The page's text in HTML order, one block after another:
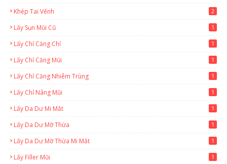
Khép Tai Vểnh 2
Lấy Sụn Mũi Cũ 1
Lấy Chỉ Căng Chỉ 1
Lấy Chỉ Căng Mũi 1
Lấy Chỉ Căng Nhiễm Trùng 1
Lấy Chỉ Nâng Mũi 1
Lấy Da Dư Mi Mắt 1
Lấy Da Dư Mỡ Thừa 1
Lấy Da Dư Mỡ Thừa Mi Mắt 1
Lấy Filler Mũi 1